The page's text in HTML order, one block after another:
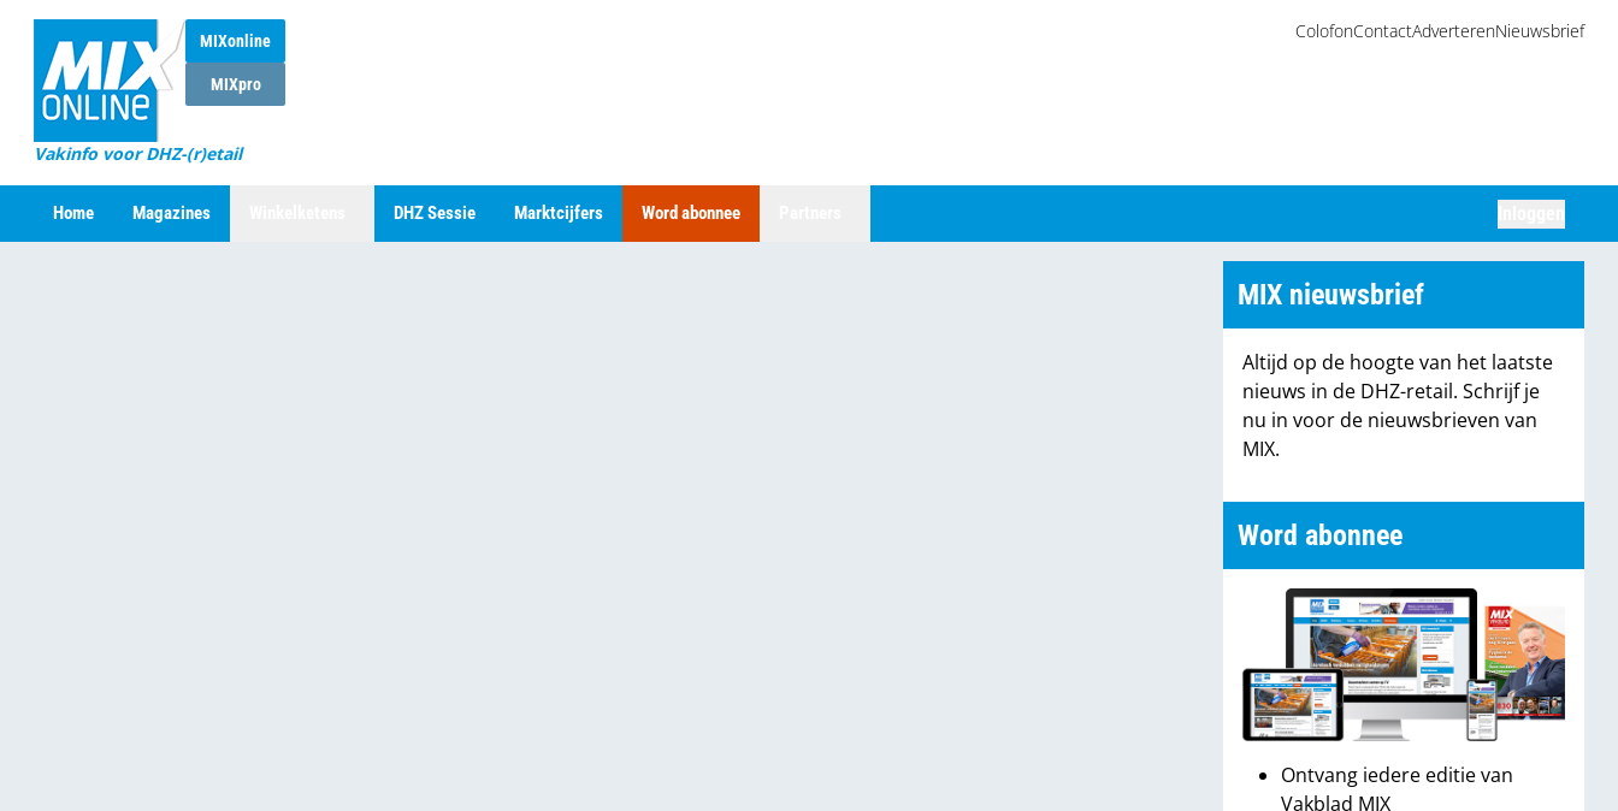
MIXonline
MIXpro
Vakinfo voor DHZ-(r)etail
ColofonContactAdverterenNieuwsbrief
Home Magazines DHZ Sessie Marktcijfers Word abonnee
MIX nieuwsbrief
Altijd op de hoogte van het laatste
nieuws in de DHZ-retail. Schrijf je
nu in voor de nieuwsbrieven van
MIX.
Word abonnee
Ontvang iedere editie van
Vakblad MIX